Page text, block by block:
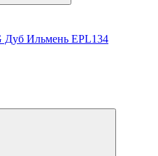
Дуб Ильмень EPL134